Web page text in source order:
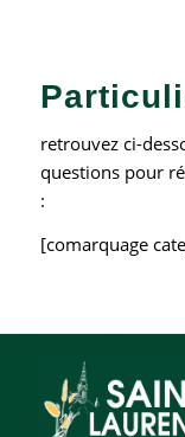
retrouvez ci-
questions pour
:
[comarquage